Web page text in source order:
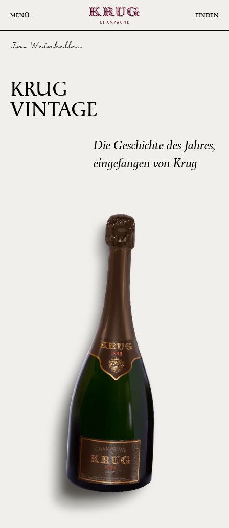
MENÜ FINDEN
Im Weinkeller
KRUG
VINTAGE
Die Geschichte des Jahres,
eingefangen von Krug